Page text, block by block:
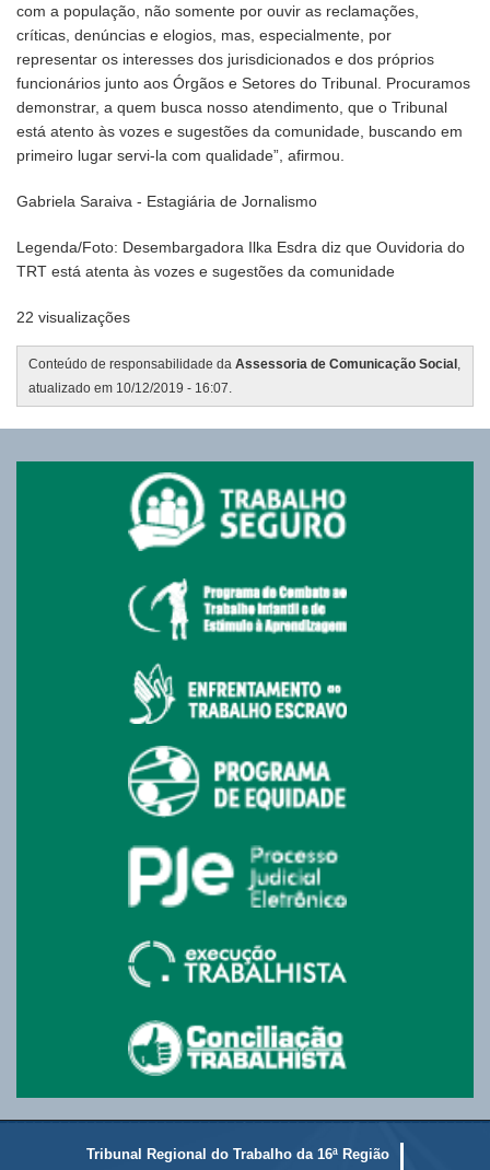
com a população, não somente por ouvir as reclamações,
críticas, denúncias e elogios, mas, especialmente, por
representar os interesses dos jurisdicionados e dos próprios
funcionários junto aos Órgãos e Setores do Tribunal. Procuramos
demonstrar, a quem busca nosso atendimento, que o Tribunal
está atento às vozes e sugestões da comunidade, buscando em
primeiro lugar servi-la com qualidade”, afirmou.
Gabriela Saraiva - Estagiária de Jornalismo
Legenda/Foto: Desembargadora Ilka Esdra diz que Ouvidoria do
TRT está atenta às vozes e sugestões da comunidade
22 visualizações
Conteúdo de responsabilidade da Assessoria de Comunicação Social ,
atualizado em 10/12/2019 - 16:07.
Tribunal Regional do Trabalho da 16ª Região